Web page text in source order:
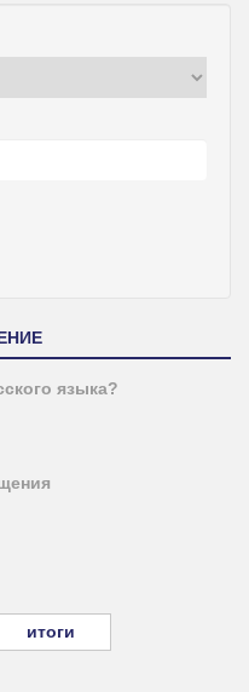
языка?
итоги